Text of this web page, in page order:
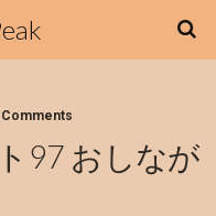
Comments
97 おしなが